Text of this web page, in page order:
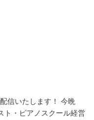
信いたします！ 今晩
ト・ピアノスクール経営